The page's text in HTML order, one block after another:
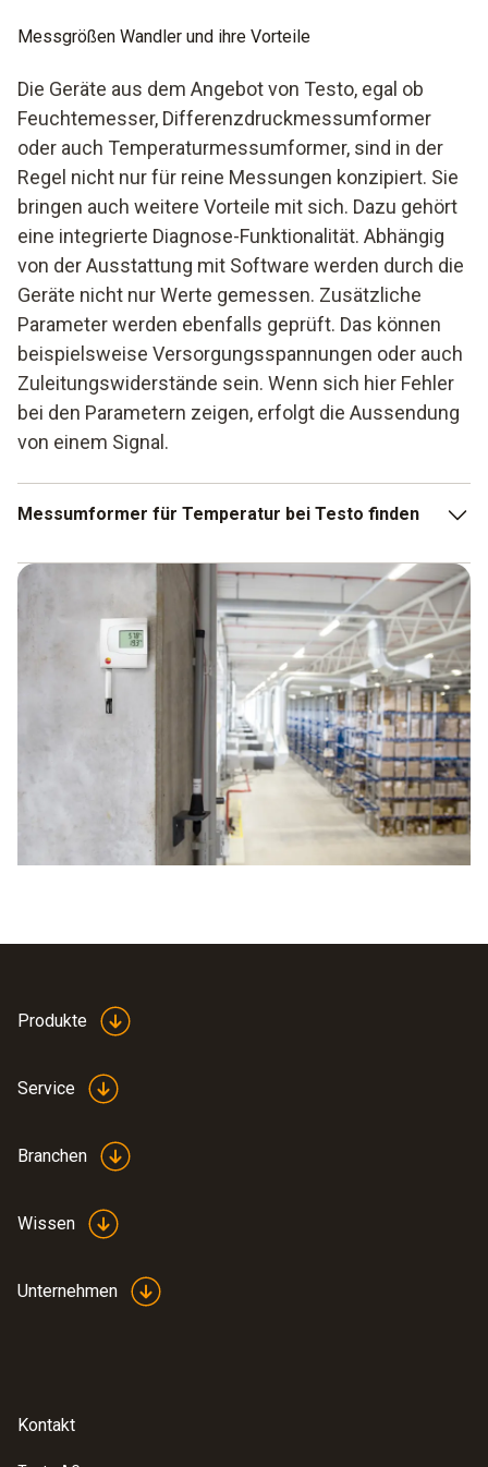
Messgrößen Wandler und ihre Vorteile
Die Geräte aus dem Angebot von Testo, egal ob
Feuchtemesser, Differenzdruckmessumformer
oder auch Temperaturmessumformer, sind in der
Regel nicht nur für reine Messungen konzipiert. Sie
bringen auch weitere Vorteile mit sich. Dazu gehört
eine integrierte Diagnose-Funktionalität. Abhängig
von der Ausstattung mit Software werden durch die
Geräte nicht nur Werte gemessen. Zusätzliche
Parameter werden ebenfalls geprüft. Das können
beispielsweise Versorgungsspannungen oder auch
Zuleitungswiderstände sein. Wenn sich hier Fehler
bei den Parametern zeigen, erfolgt die Aussendung
von einem Signal.
Messumformer für Temperatur bei Testo finden
Sie sind auf der Suche nach einem hochwertigen
Messumformer für Temperatur und möchten bei dem Gerät
keine Kompromisse eingehen. Für diesen Fall haben wir
eine Auswahl an verschiedenen Modellen
zusammengestellt, auf die Sie zurückgreifen können. So
gibt es bei Testo ganz klassische Temperaturumformer, die
zur Übertragung von Temperaturdaten dienen. Gleichzeitig
haben Sie die Möglichkeit, sich für einen Temperatur- und
Feuchte-Messumformer zu entscheiden. Die Kombination
dieser Messgeräte erspart Ihnen einen teilweise hohen
Aufwand und bringt eine einfache Bedienung mit. In der
Produktions- und Verfahrenstechnik können Sie den
Produkte
Service
Branchen
Wissen
Unternehmen
Kontakt